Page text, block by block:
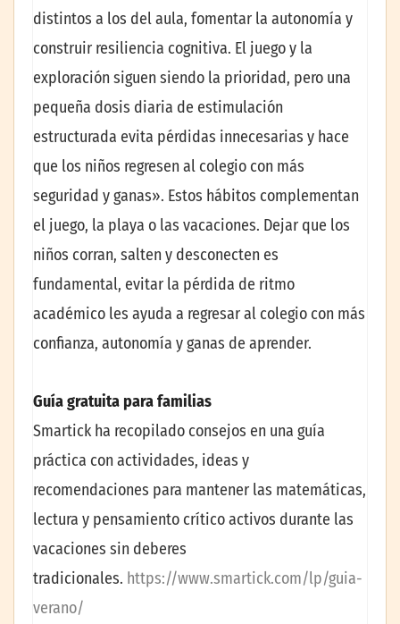
distintos a los del aula, fomentar la autonomía y
construir resiliencia cognitiva. El juego y la
exploración siguen siendo la prioridad, pero una
pequeña dosis diaria de estimulación
estructurada evita pérdidas innecesarias y hace
que los niños regresen al colegio con más
seguridad y ganas». Estos hábitos complementan
el juego, la playa o las vacaciones. Dejar que los
niños corran, salten y desconecten es
fundamental, evitar la pérdida de ritmo
académico les ayuda a regresar al colegio con más
confianza, autonomía y ganas de aprender.
Guía gratuita para familias
Smartick ha recopilado consejos en una guía
práctica con actividades, ideas y
recomendaciones para mantener las matemáticas,
lectura y pensamiento crítico activos durante las
vacaciones sin deberes
tradicionales. https://www.smartick.com/lp/guia-
verano/